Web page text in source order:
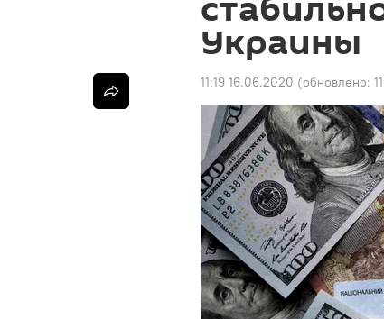
Украины
11:19 16.06.2020 (обновлено: